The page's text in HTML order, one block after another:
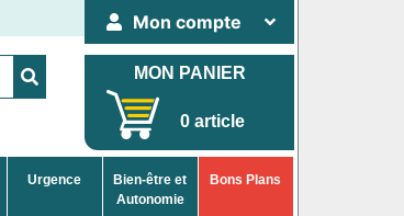
Mon compte
MON PANIER
0 article
Urgence
Bien-être et
Autonomie
Bons Plans